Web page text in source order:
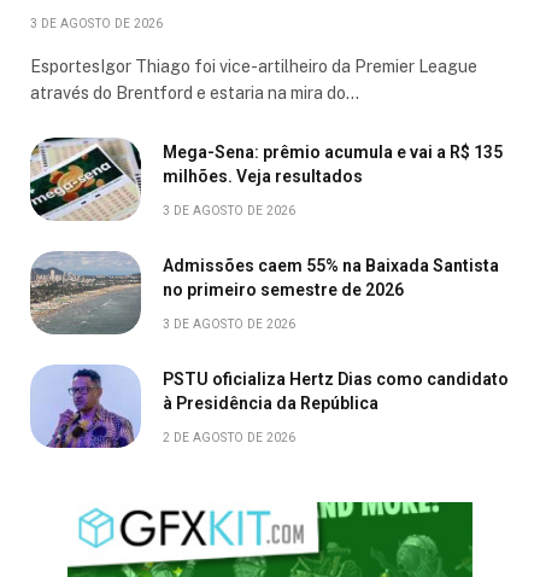
3 DE AGOSTO DE 2026
EsportesIgor Thiago foi vice-artilheiro da Premier League
através do Brentford e estaria na mira do…
Mega-Sena: prêmio acumula e vai a R$ 135
milhões. Veja resultados
3 DE AGOSTO DE 2026
Admissões caem 55% na Baixada Santista
no primeiro semestre de 2026
3 DE AGOSTO DE 2026
PSTU oficializa Hertz Dias como candidato
à Presidência da República
2 DE AGOSTO DE 2026